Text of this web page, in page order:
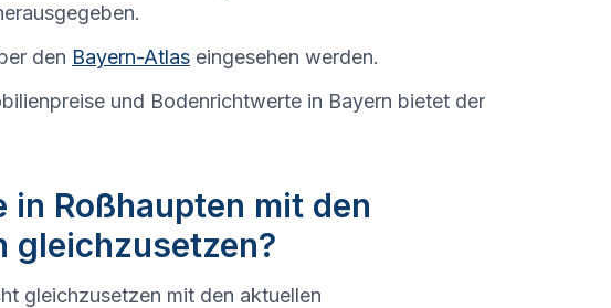
den Bayern-Atlas eingesehen werden.
und Bodenrichtwerte in Bayern bietet der
Roßhaupten mit den
gleichzusetzen?
gleichzusetzen mit den aktuellen